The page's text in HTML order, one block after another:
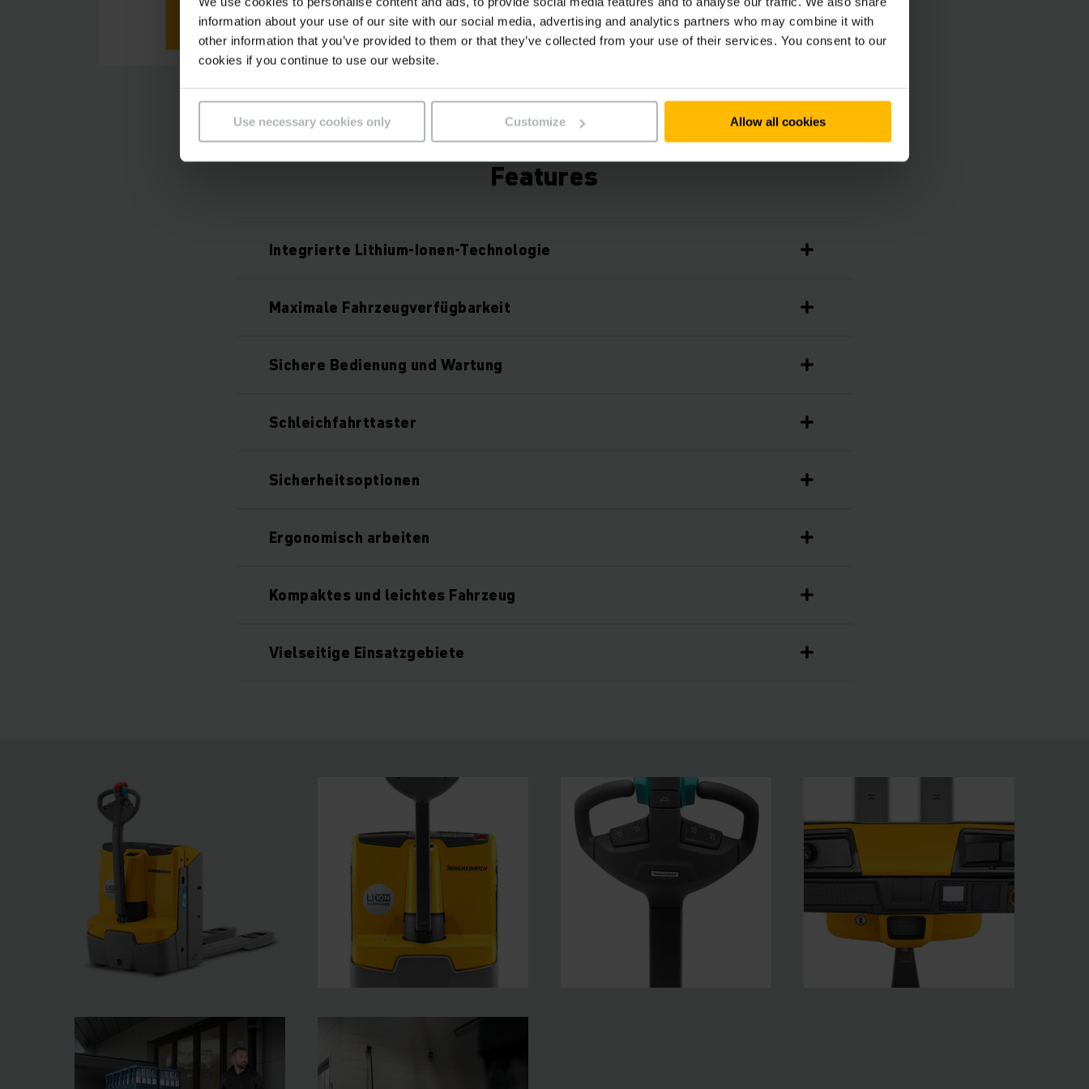
information about your use of our site with our social media, advertising and analytics partners who may combine it with
other information that you’ve provided to them or that they’ve collected from your use of their services. You consent to our
cookies if you continue to use our website.
Use necessary cookies only Customize Allow all cookies
Werk) steht Ihnen ein kostenloses Flottenmanagement-Starterpaket
zur Verfügung, das flexibel um verschiedene Hard- und Software-
Komponenten erweitert werden kann.
Features
Integrierte Lithium-Ionen-Technologie
Maximale Fahrzeugverfügbarkeit
Sichere Bedienung und Wartung
Schleichfahrttaster
Sicherheitsoptionen
Ergonomisch arbeiten
Kompaktes und leichtes Fahrzeug
Vielseitige Einsatzgebiete